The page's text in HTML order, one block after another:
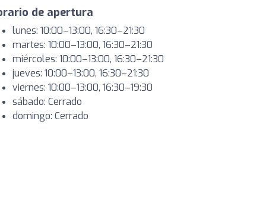
de apertura
lunes: 10:00–13:00, 16:30–21:30
martes: 10:00–13:00, 16:30–21:30
miércoles: 10:00–13:00, 16:30–21:30
jueves: 10:00–13:00, 16:30–21:30
viernes: 10:00–13:00, 16:30–19:30
sábado: Cerrado
domingo: Cerrado